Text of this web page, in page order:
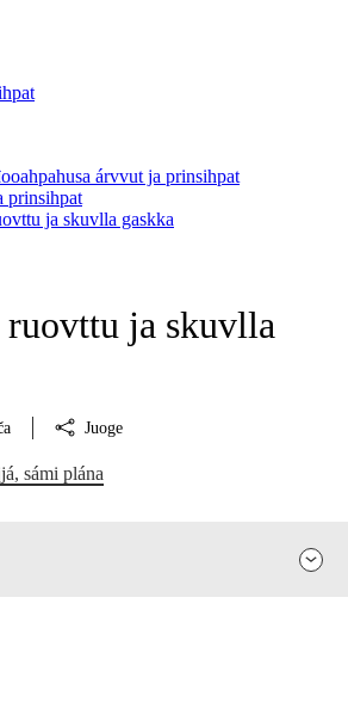
árvvut ja prinsihpat
prinsihpat
ja skuvlla gaskka
ruovttu ja skuvlla
Juoge
sámi plána